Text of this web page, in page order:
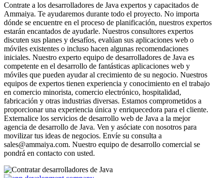
Contrate a los desarrolladores de Java expertos y capacitados de
Ammaiya. Te ayudaremos durante todo el proyecto. No importa
dónde se encuentre en el proceso de planificación, nuestros expertos
estarán encantados de ayudarle. Nuestros consultores expertos
discuten sus planes y desafíos, evalúan sus aplicaciones web o
móviles existentes o incluso hacen algunas recomendaciones
iniciales. Nuestro experto equipo de desarrolladores de Java es
competente en el desarrollo de fantásticas aplicaciones web y
móviles que pueden ayudar al crecimiento de su negocio. Nuestros
equipos de expertos tienen experiencia y conocimiento en el trabajo
en comercio minorista, comercio electrónico, hospitalidad,
fabricación y otras industrias diversas. Estamos comprometidos a
proporcionar una experiencia única y enriquecedora para el cliente.
Externalice los servicios de desarrollo web de Java a la mejor
agencia de desarrollo de Java. Ven y asóciate con nosotros para
movilizar tus ideas de negocios. Envíe su consulta a
sales@ammaiya.com. Nuestro equipo de desarrollo comercial se
pondrá en contacto con usted.